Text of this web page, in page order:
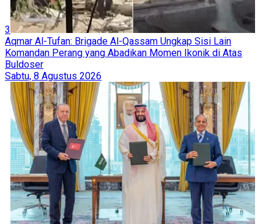
3
Aqmar Al-Tufan: Brigade Al-Qassam Ungkap Sisi Lain
Komandan Perang yang Abadikan Momen Ikonik di Atas
Buldoser
Sabtu, 8 Agustus 2026